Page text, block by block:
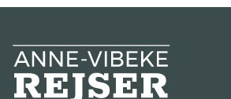
Anne-Vibeke Rejser